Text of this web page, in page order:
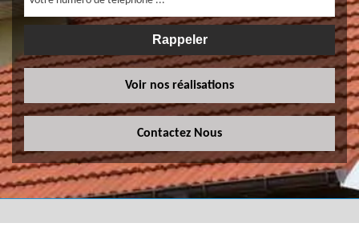
Voir nos réalisations
Contactez Nous